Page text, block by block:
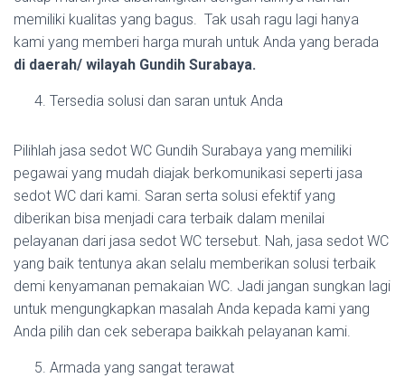
memiliki kualitas yang bagus. Tak usah ragu lagi hanya
kami yang memberi harga murah untuk Anda yang berada
di daerah/ wilayah Gundih Surabaya.
Tersedia solusi dan saran untuk Anda
Pilihlah jasa sedot WC Gundih Surabaya yang memiliki
pegawai yang mudah diajak berkomunikasi seperti jasa
sedot WC dari kami. Saran serta solusi efektif yang
diberikan bisa menjadi cara terbaik dalam menilai
pelayanan dari jasa sedot WC tersebut. Nah, jasa sedot WC
yang baik tentunya akan selalu memberikan solusi terbaik
demi kenyamanan pemakaian WC. Jadi jangan sungkan lagi
untuk mengungkapkan masalah Anda kepada kami yang
Anda pilih dan cek seberapa baikkah pelayanan kami.
Armada yang sangat terawat